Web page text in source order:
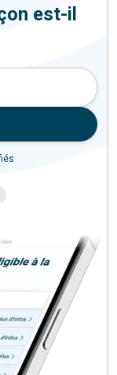
est-il